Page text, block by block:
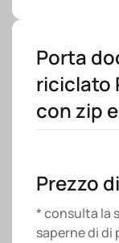
Porta
riciclato
con zip
Prezzo
* consulta la
saperne di di